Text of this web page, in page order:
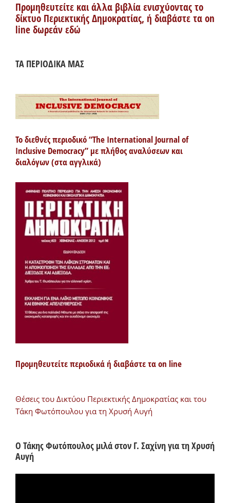
Προμηθευτείτε και άλλα βιβλία ενισχύοντας το
δίκτυο Περιεκτικής Δημοκρατίας, ή διαβάστε τα on
line δωρεάν εδώ
ΤΑ ΠΕΡΙΟΔΙΚΑ ΜΑΣ
Το διεθνές περιοδικό “The International Journal of
Inclusive Democracy” με πλήθος αναλύσεων και
διαλόγων (στα αγγλικά)
Προμηθευτείτε περιοδικά ή διαβάστε τα on line
Θέσεις του Δικτύου Περιεκτικής Δημοκρατίας και του
Τάκη Φωτόπουλου για τη Χρυσή Αυγή
Ο Τάκης Φωτόπουλος μιλά στον Γ. Σαχίνη για τη Χρυσή
Αυγή